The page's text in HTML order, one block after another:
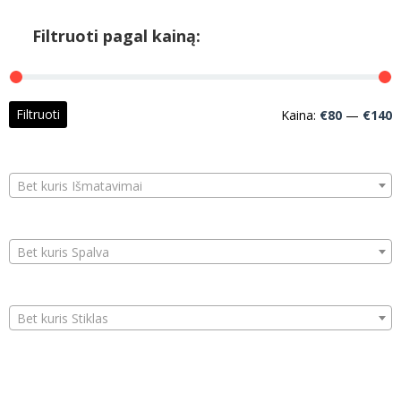
Filtruoti pagal kainą:
Filtruoti Kaina: €80 — €140
Bet kuris Išmatavimai
Bet kuris Spalva
Bet kuris Stiklas